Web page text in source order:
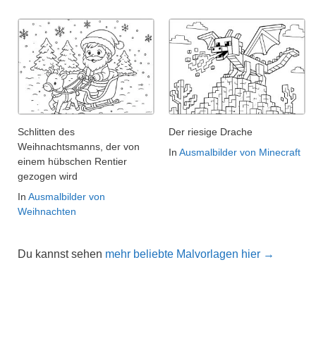
Schlitten des
Weihnachtsmanns, der von
einem hübschen Rentier
gezogen wird
In Ausmalbilder von
Weihnachten
Der riesige Drache
In Ausmalbilder von Minecraft
Du kannst sehen mehr beliebte Malvorlagen hier →